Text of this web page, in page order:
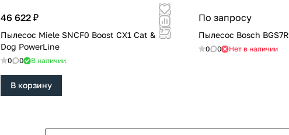
46 622 ₽
Пылесос Miele SNCF0 Boost CX1 Cat &
Dog PowerLine
0 0 В наличии
В корзину
По запросу
Пылесос Bosch
0 0 Нет в наличии